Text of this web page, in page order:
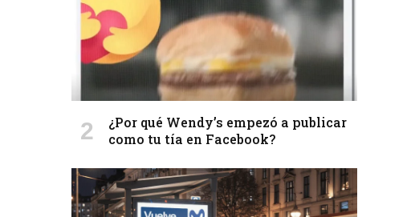
¿Por qué Wendy’s empezó a publicar
como tu tía en Facebook?